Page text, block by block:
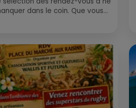
dans le coin. Que vous